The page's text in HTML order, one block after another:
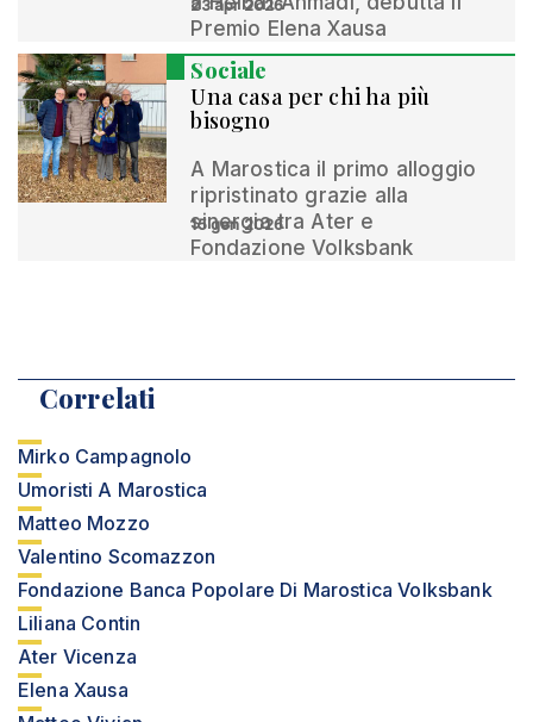
Premio Elena Xausa
23 apr 2026
Sociale
Una casa per chi ha più
bisogno
A Marostica il primo alloggio
ripristinato grazie alla
sinergia tra Ater e
Fondazione Volksbank
15 gen 2026
Correlati
Mirko Campagnolo
Umoristi A Marostica
Matteo Mozzo
Valentino Scomazzon
Fondazione Banca Popolare Di Marostica Volksbank
Liliana Contin
Ater Vicenza
Elena Xausa